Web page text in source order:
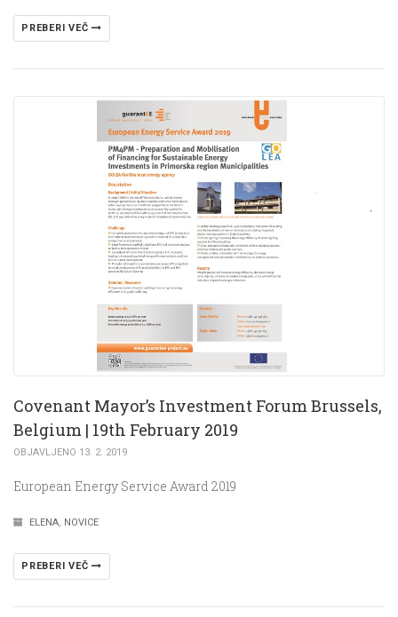
PREBERI VEČ
Covenant Mayor’s Investment Forum Brussels,
Belgium | 19th February 2019
OBJAVLJENO 13. 2. 2019
European Energy Service Award 2019
ELENA, NOVICE
PREBERI VEČ